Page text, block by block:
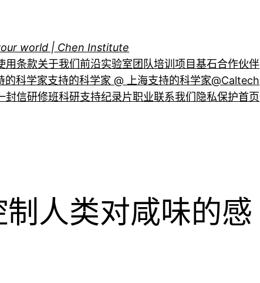
world | Chen Institute
用条款关于我们前沿实验室团队培训项目基石合作伙伴
的科学家支持的科学家 @ 上海支持的科学家@Caltech
封信研修班科研支持纪录片职业联系我们 隐私保护首页
人类对咸味的感